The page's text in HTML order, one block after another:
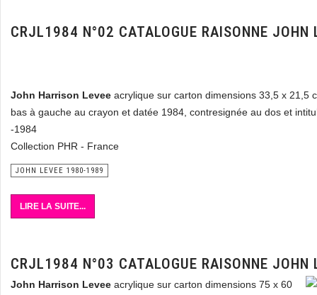
CRJL1984 N°02 CATALOGUE RAISONNE JOHN
John Harrison Levee acrylique sur carton dimensions 33,5 x 21,5
bas à gauche au crayon et datée 1984, contresignée au dos et
-1984
Collection PHR - France
JOHN LEVEE 1980-1989
LIRE LA SUITE...
CRJL1984 N°03 CATALOGUE RAISONNE JOHN
John Harrison Levee acrylique sur carton dimensions 75 x 60